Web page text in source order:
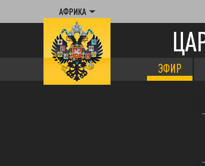
АФРИКА
ЭФИР